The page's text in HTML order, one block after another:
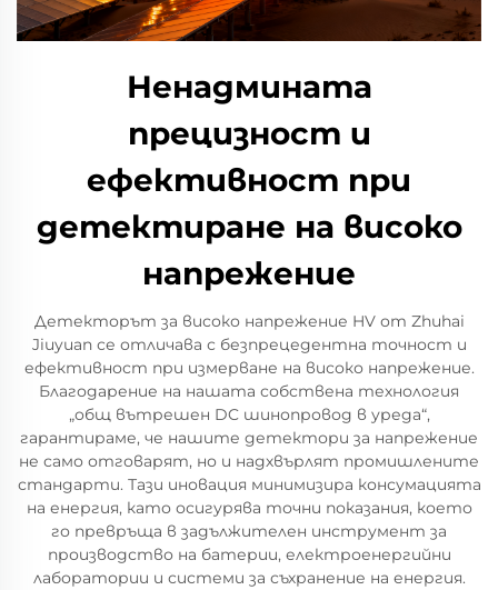
Ненадмината
прецизност и
ефективност при
детектиране на високо
напрежение
Детекторът за високо напрежение HV от Zhuhai
Jiuyuan се отличава с безпрецедентна точност и
ефективност при измерване на високо напрежение.
Благодарение на нашата собствена технология
„общ вътрешен DC шинопровод в уреда“,
гарантираме, че нашите детектори за напрежение
не само отговарят, но и надхвърлят промишлените
стандарти. Тази иновация минимизира консумацията
на енергия, като осигурява точни показания, което
го превръща в задължителен инструмент за
производство на батерии, електроенергийни
лаборатории и системи за съхранение на енергия.